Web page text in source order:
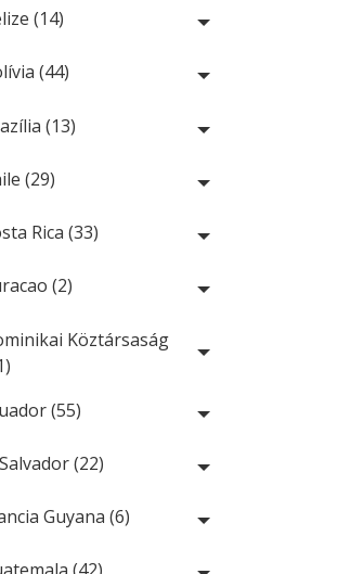
(14)
(44)
(13)
(29)
Rica (33)
(2)
Köztársaság
(55)
(22)
Guyana (6)